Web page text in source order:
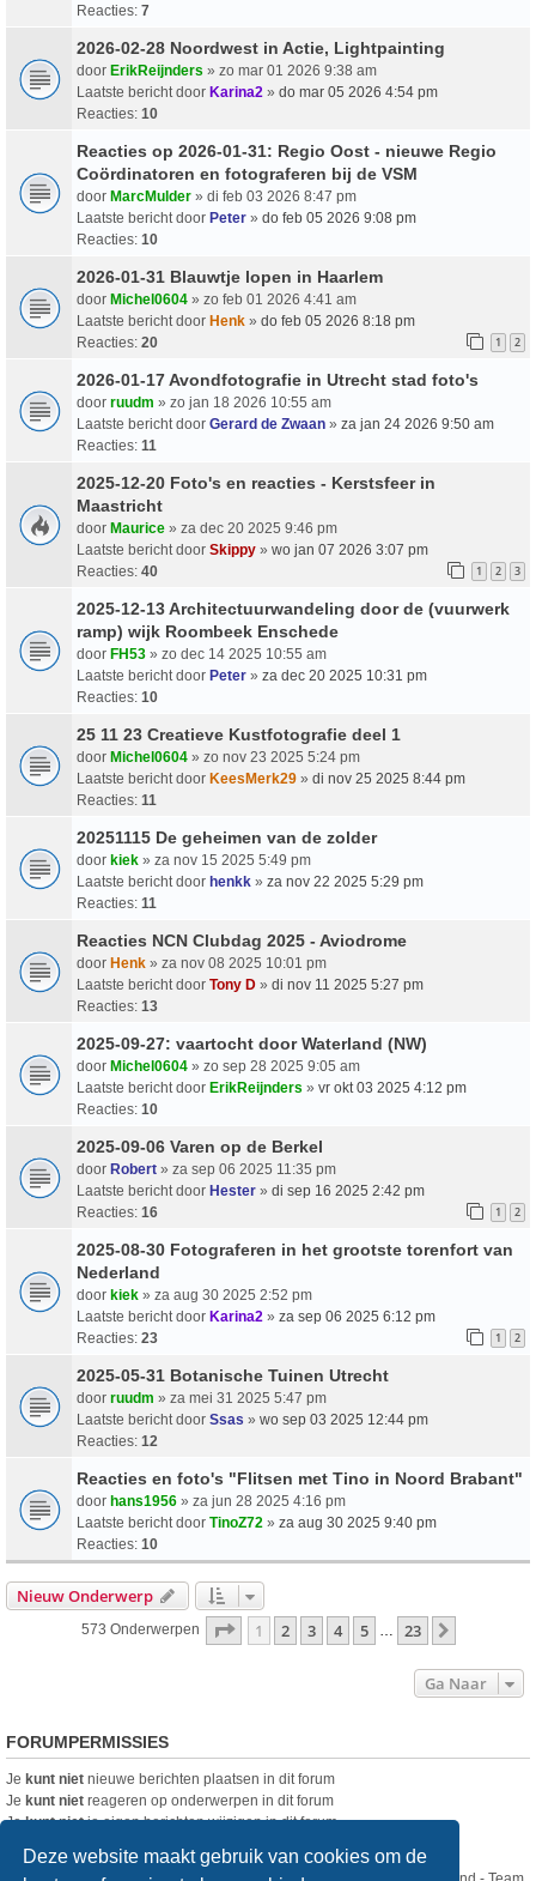
Deze website maakt gebruik van cookies om de
Reacties: 7
2026-02-28 Noordwest in Actie, Lightpainting
door ErikReijnders » zo mar 01 2026 9:38 am
Laatste bericht door Karina2 » do mar 05 2026 4:54 pm
Reacties: 10
Reacties op 2026-01-31: Regio Oost - nieuwe Regio
Coördinatoren en fotograferen bij de VSM
door MarcMulder » di feb 03 2026 8:47 pm
Laatste bericht door Peter » do feb 05 2026 9:08 pm
Reacties: 10
2026-01-31 Blauwtje lopen in Haarlem
door Michel0604 » zo feb 01 2026 4:41 am
Laatste bericht door Henk » do feb 05 2026 8:18 pm
Reacties: 20 1 2
2026-01-17 Avondfotografie in Utrecht stad foto's
door ruudm » zo jan 18 2026 10:55 am
Laatste bericht door Gerard de Zwaan » za jan 24 2026 9:50 am
Reacties: 11
2025-12-20 Foto's en reacties - Kerstsfeer in
Maastricht
door Maurice » za dec 20 2025 9:46 pm
Laatste bericht door Skippy » wo jan 07 2026 3:07 pm
Reacties: 40 1 2 3
2025-12-13 Architectuurwandeling door de (vuurwerk
ramp) wijk Roombeek Enschede
door FH53 » zo dec 14 2025 10:55 am
Laatste bericht door Peter » za dec 20 2025 10:31 pm
Reacties: 10
25 11 23 Creatieve Kustfotografie deel 1
door Michel0604 » zo nov 23 2025 5:24 pm
Laatste bericht door KeesMerk29 » di nov 25 2025 8:44 pm
Reacties: 11
20251115 De geheimen van de zolder
door kiek » za nov 15 2025 5:49 pm
Laatste bericht door henkk » za nov 22 2025 5:29 pm
Reacties: 11
Reacties NCN Clubdag 2025 - Aviodrome
door Henk » za nov 08 2025 10:01 pm
Laatste bericht door Tony D » di nov 11 2025 5:27 pm
Reacties: 13
2025-09-27: vaartocht door Waterland (NW)
door Michel0604 » zo sep 28 2025 9:05 am
Laatste bericht door ErikReijnders » vr okt 03 2025 4:12 pm
Reacties: 10
2025-09-06 Varen op de Berkel
door Robert » za sep 06 2025 11:35 pm
Laatste bericht door Hester » di sep 16 2025 2:42 pm
Reacties: 16 1 2
2025-08-30 Fotograferen in het grootste torenfort van
Nederland
door kiek » za aug 30 2025 2:52 pm
Laatste bericht door Karina2 » za sep 06 2025 6:12 pm
Reacties: 23 1 2
2025-05-31 Botanische Tuinen Utrecht
door ruudm » za mei 31 2025 5:47 pm
Laatste bericht door Ssas » wo sep 03 2025 12:44 pm
Reacties: 12
Reacties en foto's "Flitsen met Tino in Noord Brabant"
door hans1956 » za jun 28 2025 4:16 pm
Laatste bericht door TinoZ72 » za aug 30 2025 9:40 pm
Reacties: 10
Nieuw Onderwerp
573 Onderwerpen Pagina Van23
1 2 3 4 5 23
Ga Naar
FORUMPERMISSIES
Je kunt niet nieuwe berichten plaatsen in dit forum
Je kunt niet reageren op onderwerpen in dit forum
Jekunt nietje eigen berichten wijzigen in dit forum